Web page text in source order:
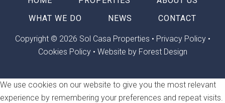
WHAT WE DO
NEWS CONTACT
Copyright © 2026 Sol Casa Properties • Privacy Policy •
Cookies Policy• Website by Forest Design
We use cookies on our website to give you the most relevant
experience by remembering your preferences and repeat visits.